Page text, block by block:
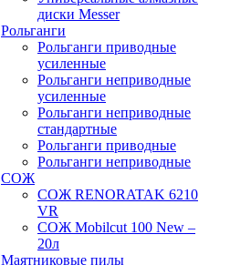
диски Messer
Рольганги
Рольганги приводные
усиленные
Рольганги неприводные
усиленные
Рольганги неприводные
стандартные
Рольганги приводные
Рольганги неприводные
СОЖ
СОЖ RENORATAK 6210
VR
СОЖ Mobilcut 100 New –
20л
Маятниковые пилы